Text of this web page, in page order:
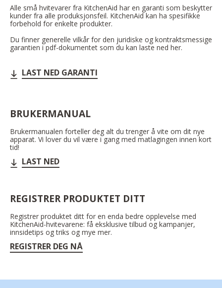
Alle små hvitevarer fra KitchenAid har en garanti som beskytter
kunder fra alle produksjonsfeil. KitchenAid kan ha spesifikke
forbehold for enkelte produkter.
Du finner generelle vilkår for den juridiske og kontraktsmessige
garantien i pdf-dokumentet som du kan laste ned her.
LAST NED GARANTI
BRUKERMANUAL
Brukermanualen forteller deg alt du trenger å vite om dit nye
apparat. Vi lover du vil være i gang med matlagingen innen kort
tid!
LAST NED
REGISTRER PRODUKTET DITT
Registrer produktet ditt for en enda bedre opplevelse med
KitchenAid-hvitevarene: få eksklusive tilbud og kampanjer,
innsidetips og triks og mye mer.
REGISTRER DEG NÅ